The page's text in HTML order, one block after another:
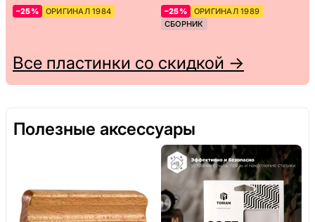
–25% ОРИГИНАЛ 1984 –25%
ОРИГИНАЛ 1989
СБОРНИК
Все пластинки со скидкой →
Полезные аксессуары